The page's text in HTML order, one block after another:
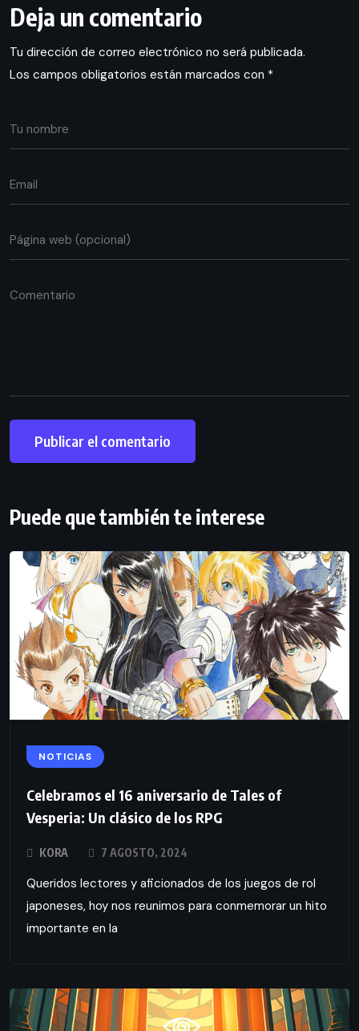
Deja un comentario
Tu dirección de correo electrónico no será publicada.
Los campos obligatorios están marcados con *
Puede que también te interese
NOTICIAS
Celebramos el 16 aniversario de Tales of
Vesperia: Un clásico de los RPG
KORA 7 AGOSTO, 2024
Queridos lectores y aficionados de los juegos de rol
japoneses, hoy nos reunimos para conmemorar un hito
importante en la